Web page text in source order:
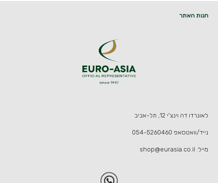
חנות האתר
לאונרדו דה וינצ'י 12, תל-אביב
נייד/וואטסאפ 054-5260460
מייל: shop@eurasia.co.il